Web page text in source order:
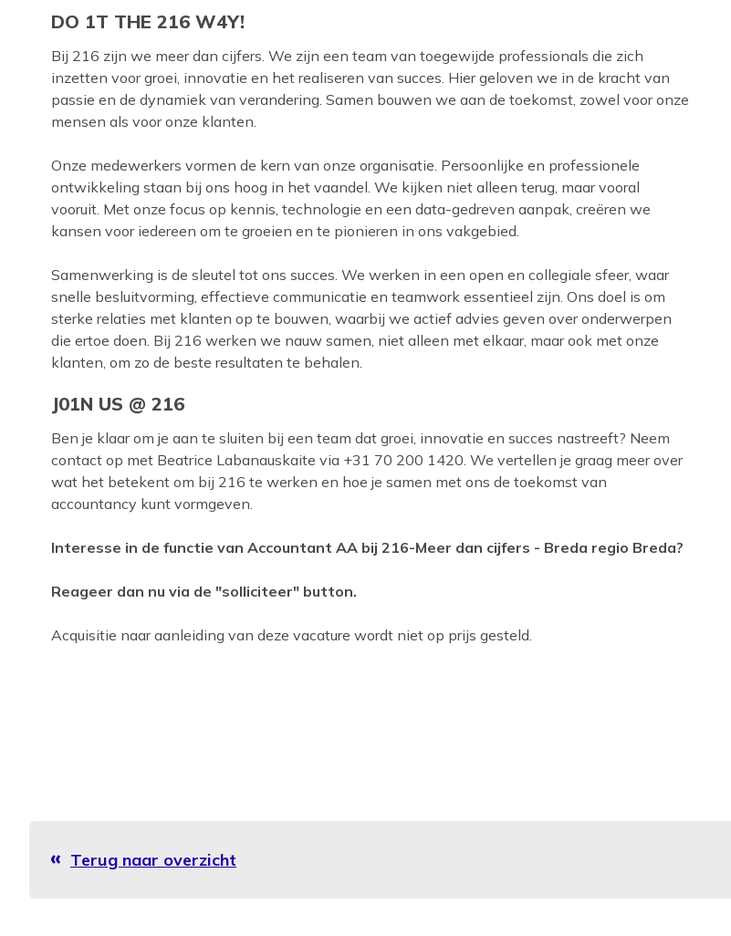
DO 1T THE 216 W4Y!
Bij 216 zijn we meer dan cijfers. We zijn een team van toegewijde professionals die zich
inzetten voor groei, innovatie en het realiseren van succes. Hier geloven we in de kracht van
passie en de dynamiek van verandering. Samen bouwen we aan de toekomst, zowel voor onze
mensen als voor onze klanten.
Onze medewerkers vormen de kern van onze organisatie. Persoonlijke en professionele
ontwikkeling staan bij ons hoog in het vaandel. We kijken niet alleen terug, maar vooral
vooruit. Met onze focus op kennis, technologie en een data-gedreven aanpak, creëren we
kansen voor iedereen om te groeien en te pionieren in ons vakgebied.
Samenwerking is de sleutel tot ons succes. We werken in een open en collegiale sfeer, waar
snelle besluitvorming, effectieve communicatie en teamwork essentieel zijn. Ons doel is om
sterke relaties met klanten op te bouwen, waarbij we actief advies geven over onderwerpen
die ertoe doen. Bij 216 werken we nauw samen, niet alleen met elkaar, maar ook met onze
klanten, om zo de beste resultaten te behalen.
J01N US @ 216
Ben je klaar om je aan te sluiten bij een team dat groei, innovatie en succes nastreeft? Neem
contact op met Beatrice Labanauskaite via +31 70 200 1420. We vertellen je graag meer over
wat het betekent om bij 216 te werken en hoe je samen met ons de toekomst van
accountancy kunt vormgeven.
Interesse in de functie van Accountant AA bij 216-Meer dan cijfers - Breda regio Breda?
Reageer dan nu via de "solliciteer" button.
Acquisitie naar aanleiding van deze vacature wordt niet op prijs gesteld.
Terug naar overzicht